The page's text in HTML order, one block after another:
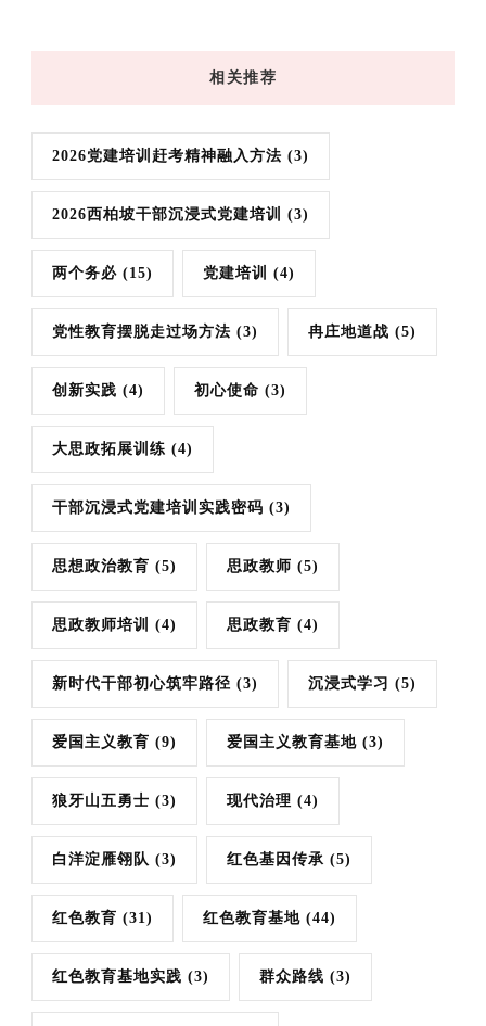
相关推荐
2026党建培训赶考精神融入方法 (3)
2026西柏坡干部沉浸式党建培训 (3)
两个务必 (15) 党建培训 (4)
党性教育摆脱走过场方法 (3) 冉庄地道战 (5)
创新实践 (4) 初心使命 (3)
大思政拓展训练 (4)
干部沉浸式党建培训实践密码 (3)
思想政治教育 (5) 思政教师 (5)
思政教师培训 (4) 思政教育 (4)
新时代干部初心筑牢路径 (3) 沉浸式学习 (5)
爱国主义教育 (9) 爱国主义教育基地 (3)
狼牙山五勇士 (3) 现代治理 (4)
白洋淀雁翎队 (3) 红色基因传承 (5)
红色教育 (31) 红色教育基地 (44)
红色教育基地实践 (3) 群众路线 (3)